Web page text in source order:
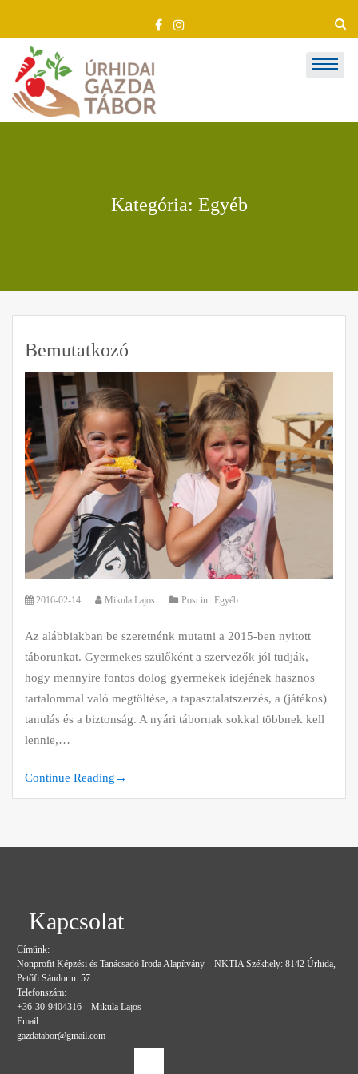
content
Kategória: Egyéb
Bemutatkozó
2016-02-14 Mikula Lajos Post in Egyéb
Az alábbiakban be szeretnénk mutatni a 2015-ben nyitott
táborunkat. Gyermekes szülőként a szervezők jól tudják,
hogy mennyire fontos dolog gyermekek idejének hasznos
tartalommal való megtöltése, a tapasztalatszerzés, a (játékos)
tanulás és a biztonság. A nyári tábornak sokkal többnek kell
lennie,…
Continue Reading →
Kapcsolat
Címünk:
Nonprofit Képzési és Tanácsadó Iroda Alapítvány – NKTIA Székhely: 8142 Úrhida,
Petőfi Sándor u. 57.
Telefonszám:
+36-30-9404316 – Mikula Lajos
Email:
gazdatabor@gmail.com